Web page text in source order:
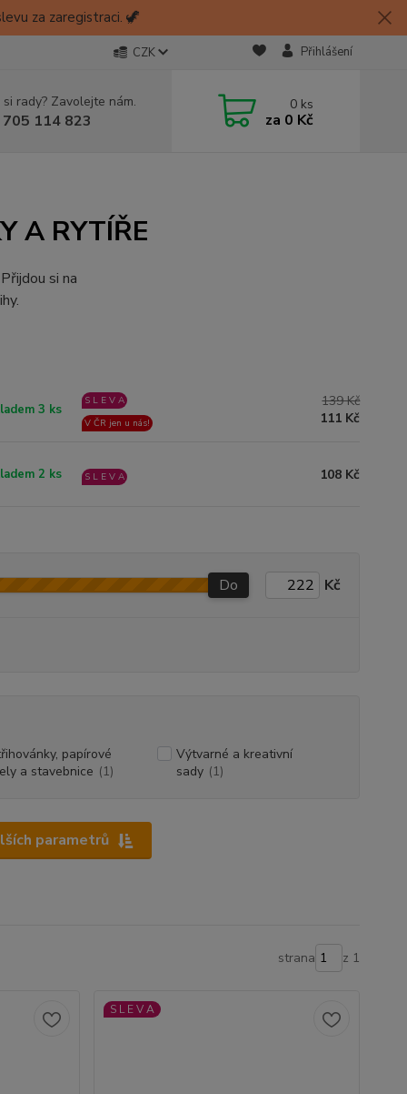
za zaregistraci. 🦖
CZK Přihlášení
rady? Zavolejte nám.
114 823
0 ks
za 0 Kč
A RYTÍŘE
si na
3 ks
S L E V A
V ČR jen u nás!
139 Kč
111 Kč
2 ks S L E V A 108 Kč
parametrů
Do Kč
papírové
a stavebnice (1)
Výtvarné a kreativní
sady (1)
strana z 1
S L E V A